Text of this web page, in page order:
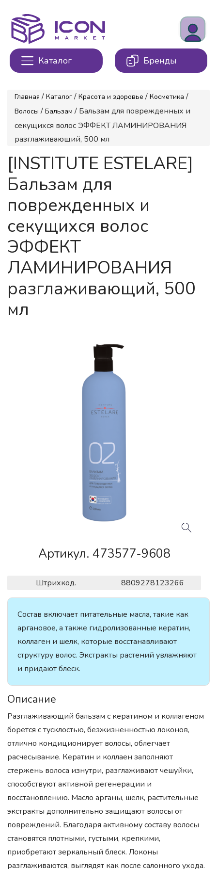
Каталог Бренды
Главная / Каталог / Красота и здоровье / Косметика /
Волосы / Бальзам / Бальзам для поврежденных и
секущихся волос ЭФФЕКТ ЛАМИНИРОВАНИЯ
разглаживающий, 500 мл
[INSTITUTE ESTELARE]
Бальзам для
поврежденных и
секущихся волос
ЭФФЕКТ
ЛАМИНИРОВАНИЯ
разглаживающий, 500
мл
Артикул. 473577-9608
Штрихкод. 8809278123266
Состав включает питательные масла, такие как
аргановое, а также гидролизованные кератин,
коллаген и шелк, которые восстанавливают
структуру волос. Экстракты растений увлажняют
и придают блеск.
Описание
Разглаживающий бальзам с кератином и коллагеном
борется с тусклостью, безжизненностью локонов,
отлично кондиционирует волосы, облегчает
расчесывание. Кератин и коллаен заполняют
стержень волоса изнутри, разглаживают чешуйки,
способствуют активной регенерации и
восстановлению. Масло арганы, шелк, растительные
экстракты дополнительно защищают волосы от
повреждений. Благодаря активному составу волосы
становятся плотными, густыми, крепкими,
приобретают зеркальный блеск. Локоны
разглаживаются, выглядят как после салонного ухода.